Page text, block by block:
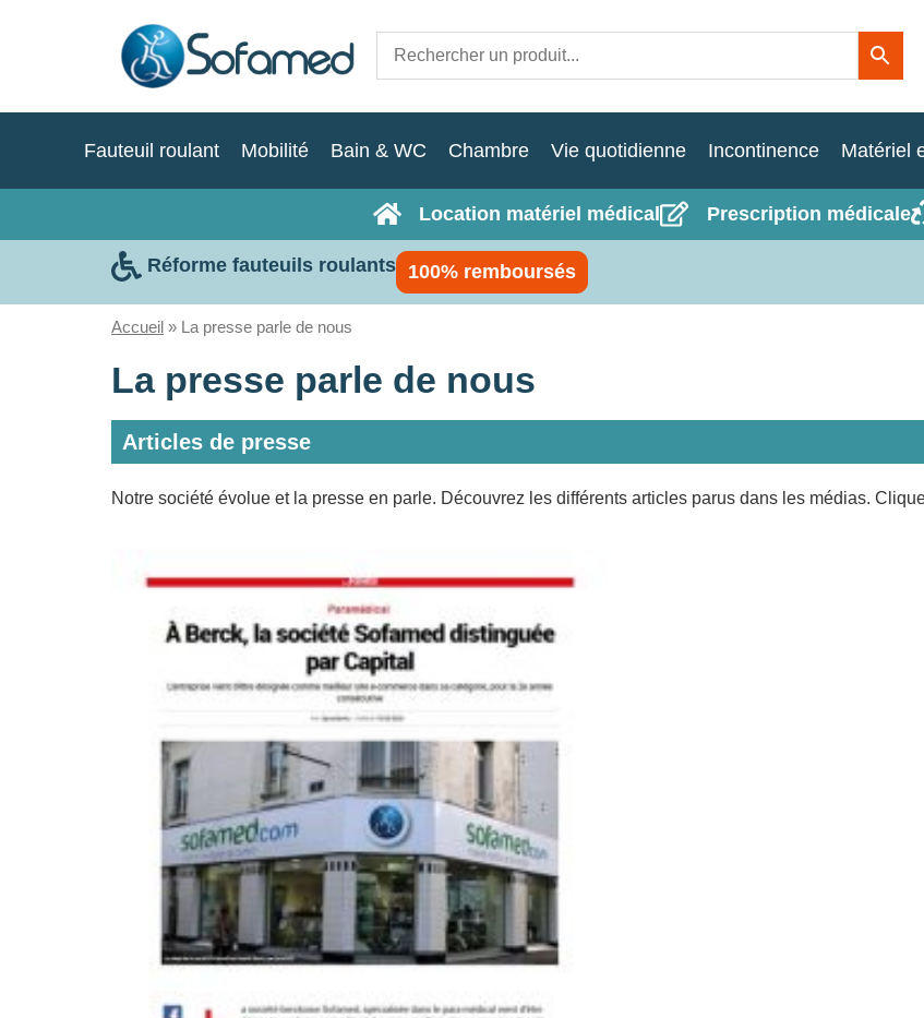
Fauteuil roulant Mobilité Bain & WC Chambre Vie quotidienne Incontinence Matériel
Location matériel médical Prescription médicale
Réforme fauteuils roulants 100% remboursés
Accueil » La presse parle de nous
La presse parle de nous
Articles de presse
Notre société évolue et la presse en parle. Découvrez les différents articles parus dans les médias.